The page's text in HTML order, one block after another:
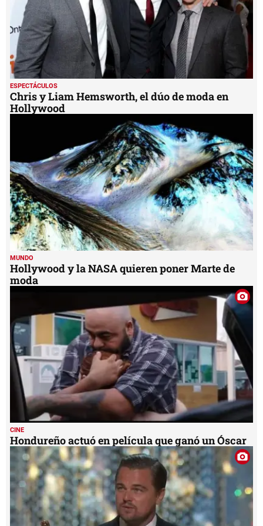
ESPECTÁCULOS
Chris y Liam Hemsworth, el dúo de moda en
Hollywood
MUNDO
Hollywood y la NASA quieren poner Marte de
moda
CINE
Hondureño actuó en película que ganó un Óscar